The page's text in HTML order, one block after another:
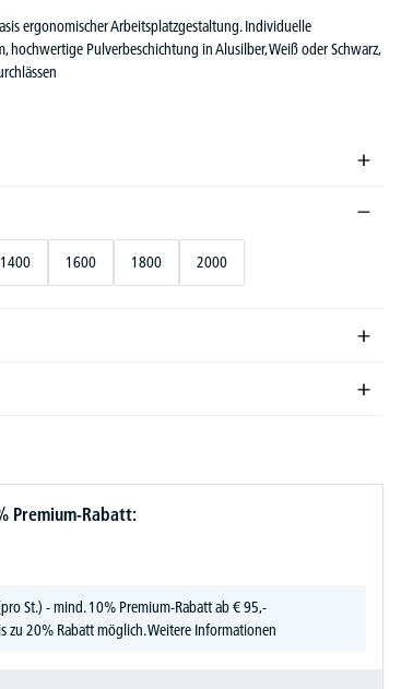
ergonomischer Arbeitsplatzgestaltung. Individuelle
Pulverbeschichtung in Alusilber, Weiß oder Schwarz,
1400 1600 1800 2000
Premium-Rabatt:
St.) - mind. 10% Premium-Rabatt ab € 95,-
zu 20% Rabatt möglich.Weitere Informationen